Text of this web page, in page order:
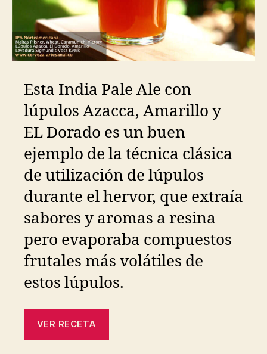
Esta India Pale Ale con
lúpulos Azacca, Amarillo y
EL Dorado es un buen
ejemplo de la técnica clásica
de utilización de lúpulos
durante el hervor, que extraía
sabores y aromas a resina
pero evaporaba compuestos
frutales más volátiles de
estos lúpulos.
VER RECETA